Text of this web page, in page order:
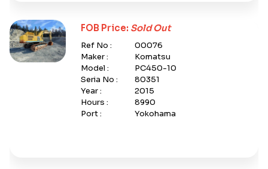
FOB Price: Sold Out
Ref No :
00076
Maker :
Komatsu
Model :
PC450-10
Seria No :
80351
Year :
2015
Hours :
8990
Port :
Yokohama